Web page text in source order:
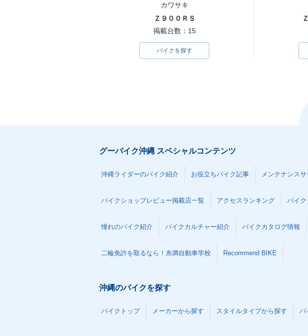
カワサキ
Ｚ９００ＲＳ
掲載台数：15
バイクを探す
グーバイク沖縄 スペシャルコンテンツ
沖縄ライダーのバイク紹介 お役立ちバイク記事 メンテナンス
バイクショップレビュー掲載店一覧 アクセスランキング バイク
憧れのバイク紹介 バイクカルチャー紹介 バイクカタログ情報
二輪免許を取るなら！糸満自動車学校 Recommend BIKE
沖縄のバイクを探す
バイクトップ メーカーから探す スタイルタイプから探す バ